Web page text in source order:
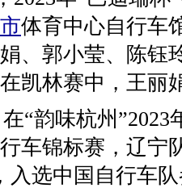
体育中心自行车
、郭小莹、陈钰
凯林赛中，王丽
“韵味杭州
车锦标赛，辽宁
入选中国自行车